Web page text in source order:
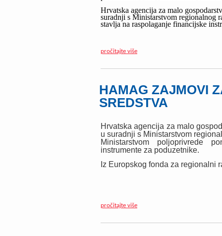
Hrvatska agencija za malo
suradnji s Ministarstvom regionalnog
stavlja na raspolaganje financijske
pročitajte više
HAMAG ZAJMOVI
SREDSTVA
Hrvatska agencija za malo
u suradnji s Ministarstvom
Ministarstvom poljoprivrede
instrumente za poduzetnike.
Iz Europskog fonda za regionalni
pročitajte više